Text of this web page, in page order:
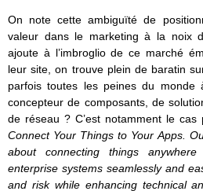
On note cette ambiguïté de
valeur dans le marketing à la noix
ajoute à l’imbroglio de ce marché
leur site, on trouve plein de baratin
parfois toutes les peines du monde
concepteur de composants, de
de réseau ? C’est notamment le cas
Connect Your Things to Your Apps.
about connecting things
enterprise systems seamlessly and
and risk while enhancing technical